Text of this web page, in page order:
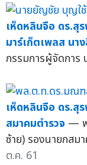
เห็ดหลินจือ ดร.สุ
มาร์เก็ตเพลส นา
กรรมการผู้จัดการ
เห็ดหลินจือ ดร.สุ
สมาคมตำรวจ —
ซ้าย) รองนายกสม
ต.ค. 61